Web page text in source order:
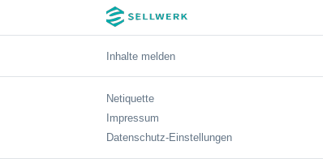
Inhalte melden
Netiquette
Impressum
Datenschutz-Einstellungen